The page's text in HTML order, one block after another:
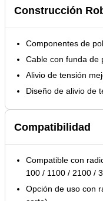
Construcción
Componentes de
Cable con funda de
Alivio de tensión
Diseño de alivio de
Compatibilidad
Compatible con
100 / 1100 / 2100 /
Opción de uso con